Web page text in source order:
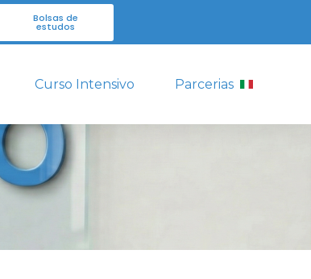
Bolsas de
estudos
Curso Intensivo Parcerias